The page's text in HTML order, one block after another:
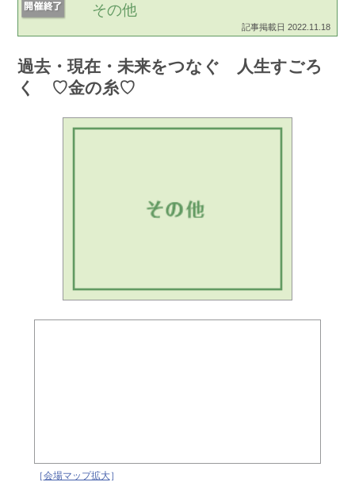
その他
記事掲載日 2022.11.18
過去・現在・未来をつなぐ 人生すごろ
く ♡金の糸♡
［会場マップ拡大］